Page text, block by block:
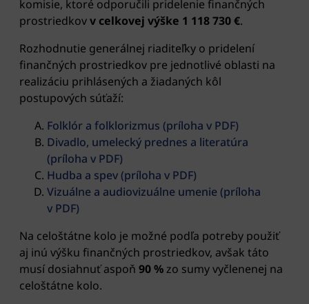
komisie, ktoré odporučili pridelenie finančných
prostriedkovv celkovej výške 1 118 730 €.
Rozhodnutie generálnej riaditeľky o pridelení
finančných prostriedkov pre jednotlivé oblasti na
realizáciu prihlásených a žiadaných kôl
postupových súťaží:
Folklór a folklorizmus (príloha v PDF)
Divadlo, umelecký prednes a literatúra
(príloha v PDF)
Hudba a spev (príloha v PDF)
Vizuálne a audiovizuálne umenie (príloha
v PDF)
Na celoštátne kolo je možné podľa potreby použiť
aj inú výšku finančných prostriedkov, avšak táto
musí dosiahnuť aspoň 90 %zo sumy vyčlenenej na
celoštátne kolo.